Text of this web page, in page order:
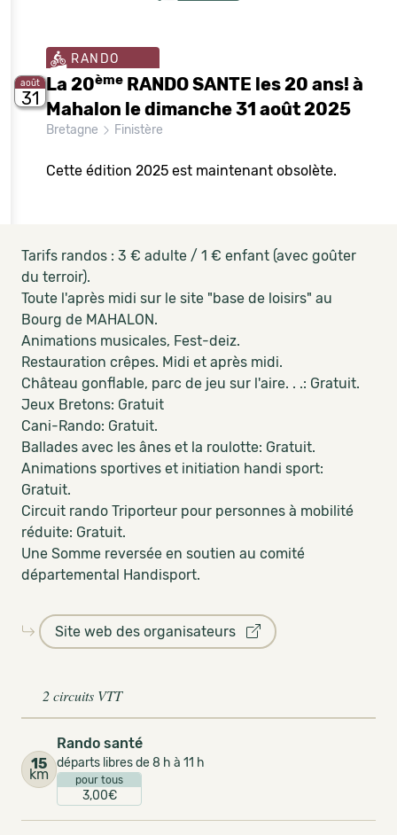
août
31
RANDO
La 20ème RANDO SANTE les 20 ans! à
Mahalon le dimanche 31 août 2025
Bretagne Finistère
Cette édition 2025 est maintenant obsolète.
Tarifs randos : 3 € adulte / 1 € enfant (avec goûter
du terroir).
Toute l'après midi sur le site "base de loisirs" au
Bourg de MAHALON.
Animations musicales, Fest-deiz.
Restauration crêpes. Midi et après midi.
Château gonflable, parc de jeu sur l'aire. . .: Gratuit.
Jeux Bretons: Gratuit
Cani-Rando: Gratuit.
Ballades avec les ânes et la roulotte: Gratuit.
Animations sportives et initiation handi sport:
Gratuit.
Circuit rando Triporteur pour personnes à mobilité
réduite: Gratuit.
Une Somme reversée en soutien au comité
départemental Handisport.
Site web des organisateurs
2 circuits VTT
15
km
Rando santé
départs libres de 8 h à 11 h
pour tous
3,00€